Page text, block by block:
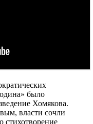
было
Хомякова.
власти сочли
стихотворение